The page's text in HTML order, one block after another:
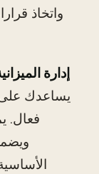
واتخاذ
إدارة
يساعدك
فعال.